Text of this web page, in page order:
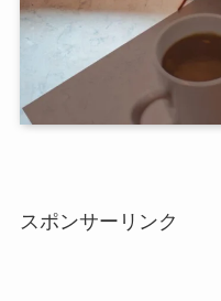
スポンサーリンク